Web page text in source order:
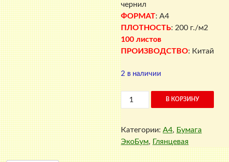
чернил
ФОРМАТ: A4
ПЛОТНОСТЬ: 200 г./м2
100 листов
ПРОИЗВОДСТВО: Китай
2 в наличии
Количество
товара
Глянцевая
фотобумага
односторонняя,
200
В КОРЗИНУ
Категории:A4, Бумага
ЭкоБум, Глянцевая